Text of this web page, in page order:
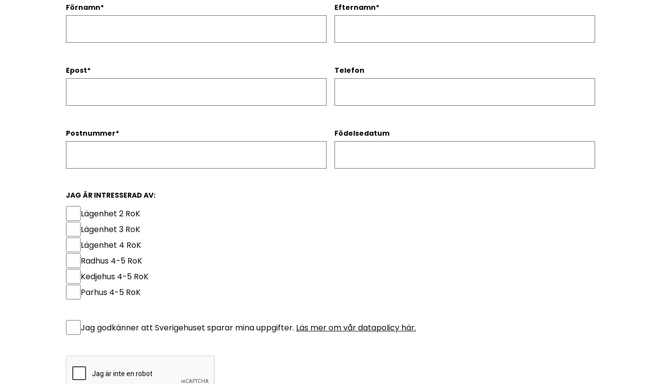
Förnamn* Efternamn*
Epost* Telefon
Postnummer* Födelsedatum
JAG ÄR INTRESSERAD AV:
Lägenhet 2 RoK
Lägenhet 3 RoK
Lägenhet 4 RoK
Radhus 4-5 RoK
Kedjehus 4-5 RoK
Parhus 4-5 RoK
Untitled
Jag godkänner att Sverigehuset sparar mina uppgifter. Läs mer om vår datapolicy här.
CAPTCHA